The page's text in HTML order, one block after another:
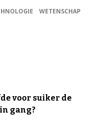
WETENSCHAP
voor suiker de
gang?